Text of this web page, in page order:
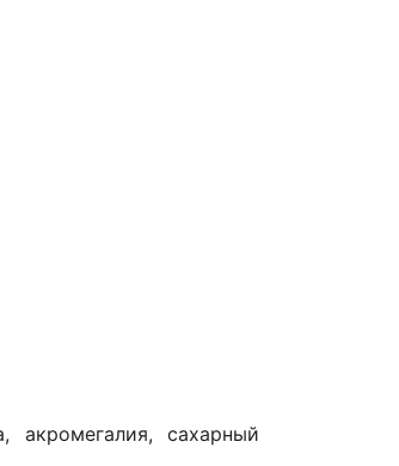
акромегалия, сахарный